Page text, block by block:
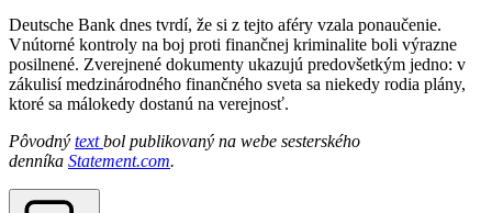
Deutsche Bank dnes tvrdí, že si z tejto aféry vzala ponaučenie.
Vnútorné kontroly na boj proti finančnej kriminalite boli výrazne
posilnené. Zverejnené dokumenty ukazujú predovšetkým jedno: v
zákulisí medzinárodného finančného sveta sa niekedy rodia plány,
ktoré sa málokedy dostanú na verejnosť.
Pôvodný textbol publikovaný na webe sesterského
denníka Statement.com.